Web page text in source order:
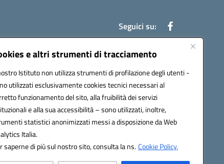
e altri strumenti di tracciamento
Istituto non utilizza strumenti di profilazione degli utenti -
utilizzati esclusivamente cookies tecnici necessari al
funzionamento del sito, alla fruibilità dei servizi
e alla sua accessibilità – sono utilizzati, inoltre,
statistici anonimizzati messi a disposizione da Web
Italia.
saperne di più sul nostro sito, consulta la ns.Cookie Policy.
Seguici su: